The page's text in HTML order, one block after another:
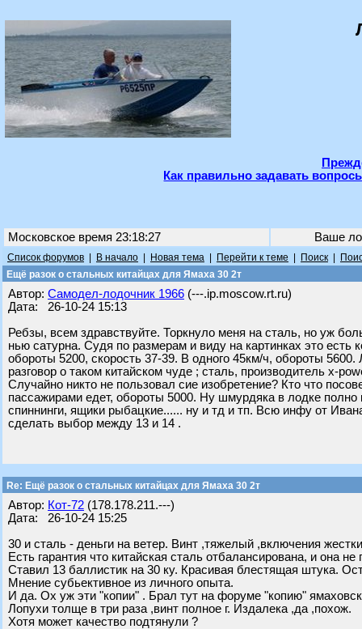
Как правильно задавать
Московское время 23:18:27 Ваше
Список форумов В начало Новая тема Перейти к теме Поиск
Ещё разок о стальных китайцах для Ямаха 30 2т
Автор: Самодел-лодочник 1966 (---.ip.moscow.rt.ru)
Дата: 26-10-24 15:13
Ребзы, всем здравствуйте. Торкнуло меня на сталь, но уж
нью сатурна. Судя по размерам и виду на картинках это есть
обороты 5200, скорость 37-39. В одного 45км/ч, обороты
разговор о таком китайском чуде ; сталь, производитель x-
Случайно никто не пользовал сие изобретение? Кто что
пассажирами едет, обороты 5000. Ну шмурдяка в лодке
спиннинги, ящики рыбацкие...... ну и тд и тп. Всю инфу от
сделать выбор между 13 и 14 .
Re: Ещё разок о стальных китайцах для Ямаха 30 2т
Автор: Кот-72 (178.178.211.---)
Дата: 26-10-24 15:25
30 и сталь - деньги на ветер. Винт ,тяжелый ,включения
Есть гарантия что китайская сталь отбалансирована, и она не
Ставил 13 баллистик на 30 ку. Красивая блестящая штука.
Мнение субьективное из личного опыта.
И да. Ох уж эти "копии" . Брал тут на форуме "копию"
Лопухи толще в три раза ,винт полное г. Издалека ,да ,похож.
Хотя может качество подтянули ?